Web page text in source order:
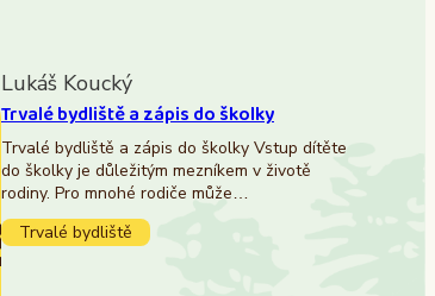
Lukáš Koucký
Trvalé bydliště a zápis do školky
Trvalé bydliště a zápis do školky Vstup dítěte
do školky je důležitým mezníkem v životě
rodiny. Pro mnohé rodiče může…
Trvalé bydliště